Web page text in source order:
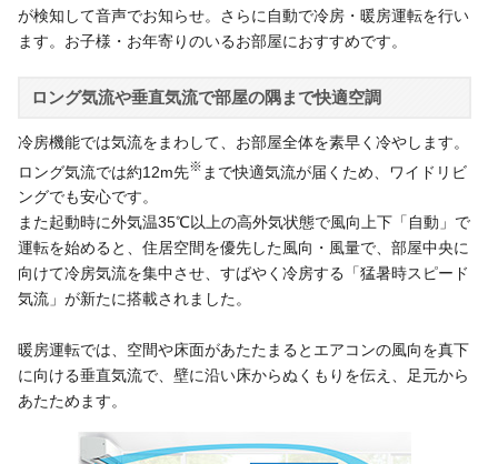
が検知して音声でお知らせ。さらに自動で冷房・暖房運転を行い
ます。お子様・お年寄りのいるお部屋におすすめです。
ロング気流や垂直気流で部屋の隅まで快適空調
冷房機能では気流をまわして、お部屋全体を素早く冷やします。
ロング気流では約12m先※ まで快適気流が届くため、ワイドリビ
ングでも安心です。
また起動時に外気温35℃以上の高外気状態で風向上下「自動」で
運転を始めると、住居空間を優先した風向・風量で、部屋中央に
向けて冷房気流を集中させ、すばやく冷房する「猛暑時スピード
気流」が新たに搭載されました。
暖房運転では、空間や床面があたたまるとエアコンの風向を真下
に向ける垂直気流で、壁に沿い床からぬくもりを伝え、足元から
あたためます。